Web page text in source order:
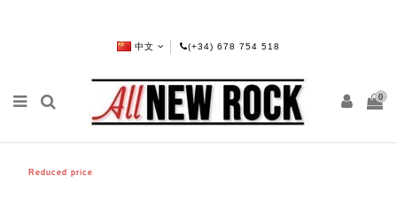
中文 (+34) 678 754 518
0
Reduced price